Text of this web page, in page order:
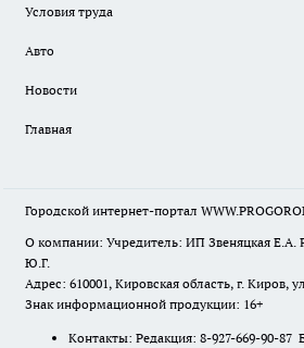
Условия труда
Авто
Новости
Главная
Городской интернет-портал
О компании: Учредитель: ИП Звеняцкая Е.А.
Ю.Г.
Адрес: 610001, Кировская область, г. Киров,
Знак информационной продукции: 16+
Контакты: Редакция: 8-927-669-90-87